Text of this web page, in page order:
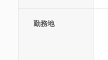
勤務地